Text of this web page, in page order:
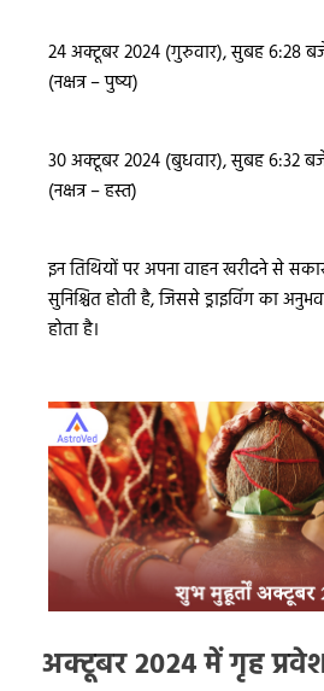
24 अक्टूबर 2024 (गुरुवार), सुबह 6:28
(नक्षत्र – पुष्य)
30 अक्टूबर 2024 (बुधवार), सुबह 6:32
(नक्षत्र – हस्त)
इन तिथियों पर अपना वाहन खरीदने से
सुनिश्चित होती है, जिससे ड्राइविंग का
होता है।
अक्टूबर 2024 में गृह